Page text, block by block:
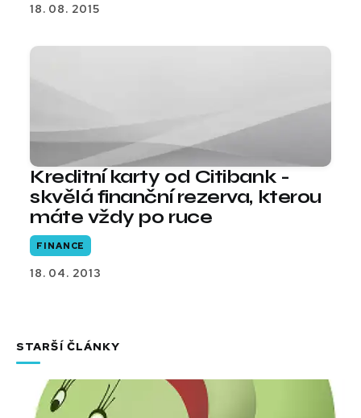
18. 08. 2015
Kreditní karty od Citibank -
skvělá finanční rezerva, kterou
máte vždy po ruce
FINANCE
18. 04. 2013
STARŠÍ ČLÁNKY